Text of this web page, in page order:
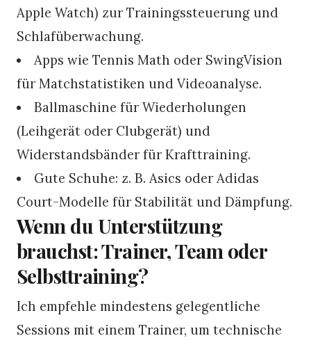
Apple Watch) zur Trainingssteuerung und
Schlafüberwachung.
Apps wie Tennis Math oder SwingVision
für Matchstatistiken und Videoanalyse.
Ballmaschine für Wiederholungen
(Leihgerät oder Clubgerät) und
Widerstandsbänder für Krafttraining.
Gute Schuhe: z. B. Asics oder Adidas
Court-Modelle für Stabilität und Dämpfung.
Wenn du Unterstützung
brauchst: Trainer, Team oder
Selbsttraining?
Ich empfehle mindestens gelegentliche
Sessions mit einem Trainer, um technische